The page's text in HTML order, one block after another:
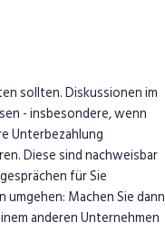
sollten. Diskussionen im
- insbesondere, wenn
Unterbezahlung
Diese sind nachweisbar
für Sie
umgehen: Machen Sie dann
anderen Unternehmen